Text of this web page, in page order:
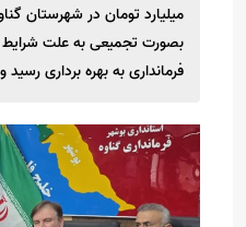
میلیارد تومان در شهرستان
بصورت تجمیعی به علت
فرمانداری به بهره برداری